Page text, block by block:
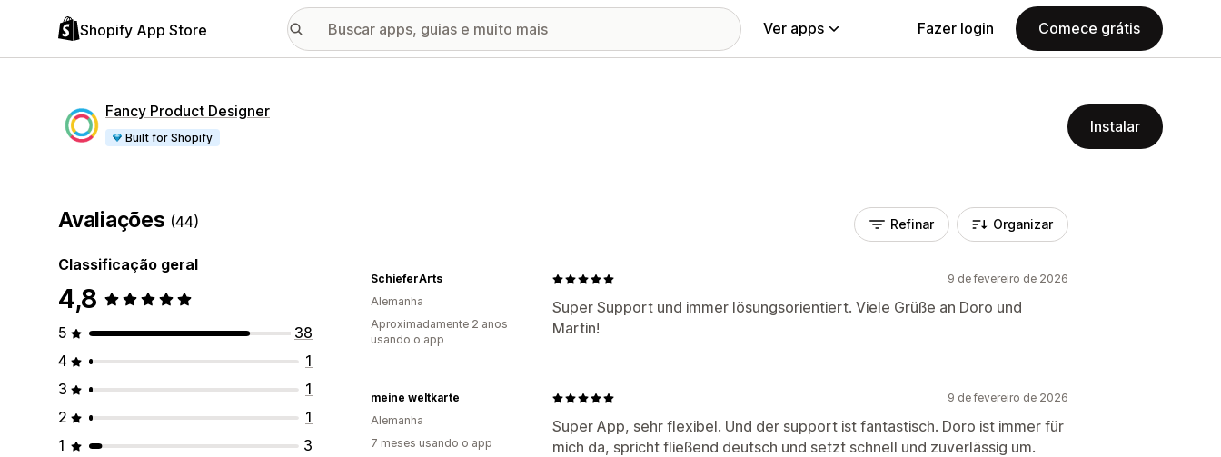
Shopify App Store Ver apps Fazer login Comece grátis
Fancy Product Designer
Built for Shopify
Instalar
Avaliações (44)
Classificação geral
4,8
5
38
4
1
3
1
2
1
1
3
Refinar Organizar
9 de fevereiro de 2026
Super Support und immer lösungsorientiert. Viele Grüße an Doro und
Martin!
SchieferArts
Alemanha
Aproximadamente 2 anos
usando o app
9 de fevereiro de 2026
Super App, sehr flexibel. Und der support ist fantastisch. Doro ist immer für
mich da, spricht fließend deutsch und setzt schnell und zuverlässig um.
meine weltkarte
Alemanha
7 meses usando o app